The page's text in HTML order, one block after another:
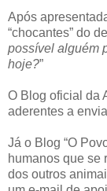
Após
“chocantes” do
possível alguém
hoje?”
O Blog oficial da
aderentes a
Já o Blog “O
humanos que se
dos outros